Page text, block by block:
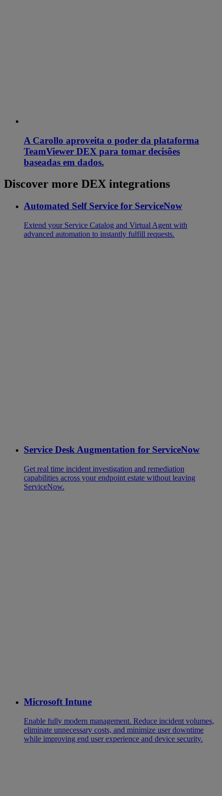
A Carollo aproveita o poder da plataforma
TeamViewer DEX para tomar decisões
baseadas em dados.
Discover more DEX integrations
Automated Self Service for ServiceNow
Extend your Service Catalog and Virtual Agent with
advanced automation to instantly fulfill requests.
Service Desk Augmentation for ServiceNow
Get real time incident investigation and remediation
capabilities across your endpoint estate without leaving
ServiceNow.
Microsoft Intune
Enable fully modern management. Reduce incident volumes,
eliminate unnecessary costs, and minimize user downtime
while improving end user experience and device security.